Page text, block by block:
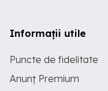
Informații utile
Puncte de fidelitate
Anunț Premium